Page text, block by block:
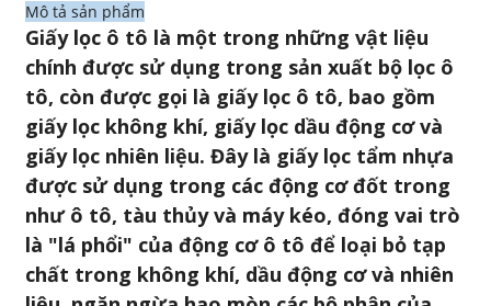
Mô tả sản phẩm
Giấy lọc ô tô là một trong những vật liệu
chính được sử dụng trong sản xuất bộ lọc ô
tô, còn được gọi là giấy lọc ô tô, bao gồm
giấy lọc không khí, giấy lọc dầu động cơ và
giấy lọc nhiên liệu. Đây là giấy lọc tẩm nhựa
được sử dụng trong các động cơ đốt trong
như ô tô, tàu thủy và máy kéo, đóng vai trò
là "lá phổi" của động cơ ô tô để loại bỏ tạp
chất trong không khí, dầu động cơ và nhiên